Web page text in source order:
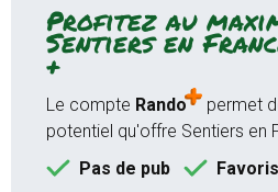
Profitez au
Sentiers en
+
Le compte Rando
permet
potentiel qu'offre Sentiers en
Pas de pub
GPS randonnée
Bien plus encore...
Je